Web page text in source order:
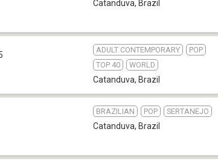
Catanduva, Brazil
ADULT CONTEMPORARY
POP
TOP 40
WORLD
Catanduva, Brazil
BRAZILIAN POP SERTANEJO
Catanduva, Brazil